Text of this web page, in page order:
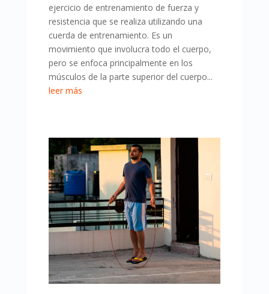
ejercicio de entrenamiento de fuerza y
resistencia que se realiza utilizando una
cuerda de entrenamiento. Es un
movimiento que involucra todo el cuerpo,
pero se enfoca principalmente en los
músculos de la parte superior del cuerpo...
leer más